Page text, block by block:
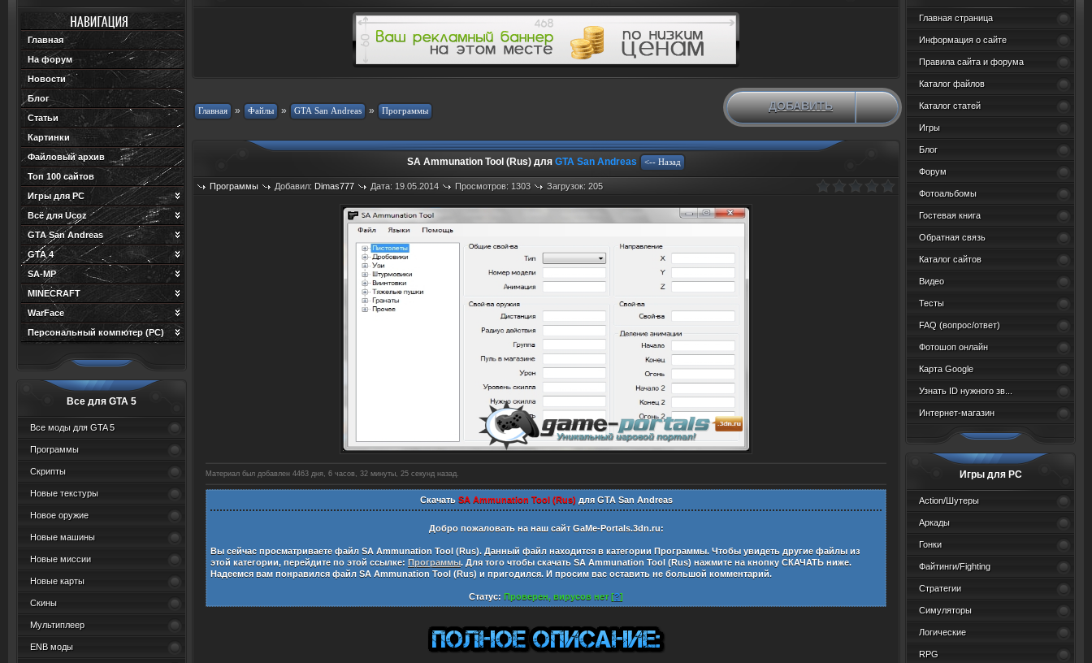
Главная
На форум
Новости
Блог
Статьи
Картинки
Файловый архив
Топ 100 сайтов
Игры для PC
Всё для Ucoz
GTA San Andreas
GTA 4
SA-MP
MINECRAFT
WarFace
Персональный компютер (PC)
Все для GTA 5
Все моды для GTA 5
Программы
Скрипты
Новые текстуры
Новое оружие
Новые машины
Новые миссии
Новые карты
Скины
Мультиплеер
ENB моды
Главная страница
Информация о сайте
Правила сайта и форума
Каталог файлов
Каталог статей
Игры
Блог
Форум
Фотоальбомы
Гостевая книга
Обратная связь
Каталог сайтов
Видео
Тесты
FAQ (вопрос/ответ)
Фотошоп онлайн
Карта Google
Узнать ID нужного зв...
Интернет-магазин
Игры для PC
Action/Шутеры
Аркады
Гонки
Файтинги/Fighting
Стратегии
Симуляторы
Логические
RPG
» » » ДОБАВИТЬ НОВЫЙ МАТЕРИАЛ
SA Ammunation Tool (Rus) для GTA San Andreas
Программы Добавил: Dimas777 Дата: 19.05.2014 Просмотров: 1303 Загрузок: 205
Материал был добавлен 4463 дня, 6 часов, 32 минуты, 26 секунд назад.
СкачатьSA Ammunation Tool (Rus) для GTA San Andreas
Добро пожаловать на наш сайт GaMe-Portals.3dn.ru:
Вы сейчас просматриваете файл SA Ammunation Tool (Rus). Данный файл находится в категории Программы. Чтобы увидеть другие файлы из
этой категории, перейдите по этой ссылке: Программы. Для того чтобы скачать SA Ammunation Tool (Rus) нажмите на кнопку СКАЧАТЬ ниже.
Надеемся вам понравился файл SA Ammunation Tool (Rus) и пригодился. И просим вас оставить не большой комментарий.
Статус: Проверен, вирусов нет [?]